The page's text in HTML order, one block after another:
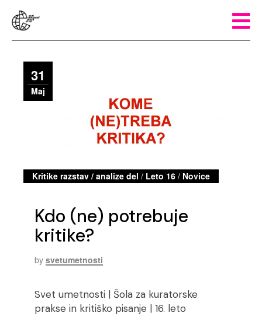
31
Maj
Kritike razstav / analize del / Leto 16 / Novice
Kdo (ne) potrebuje
kritike?
by svetumetnosti
Svet umetnosti | Šola za kuratorske
prakse in kritiško pisanje | 16. leto